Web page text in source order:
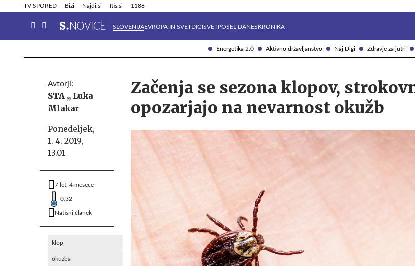
Energetika 2.0 Aktivno državljanstvo Naj Digi Zdravje za jutri
TV SPORED Bizi Najdi.si Itis.si 1188
SLOVENIJAEVROPA IN SVETDIGISVETPOSEL DANESKRONIKA
Info in obvestila Tehnik
Avtorji:
STA ,, Luka
Mlakar
Ponedeljek,
1. 4. 2019,
13.01
7 let, 4 mesece
0,32
Natisni članek
klop
okužba
Začenja se sezona klopov,
opozarjajo na nevarnost okužb